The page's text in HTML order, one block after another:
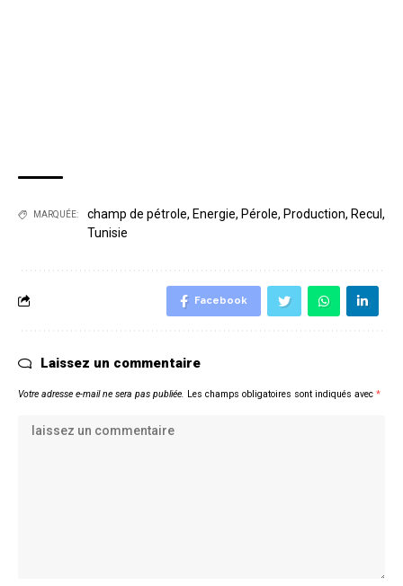
MARQUÉE: champ de pétrole, Energie, Pérole, Production, Recul ,
Tunisie
Facebook
Laissez un commentaire
Votre adresse e-mail ne sera pas publiée. Les champs obligatoires sont indiqués avec *